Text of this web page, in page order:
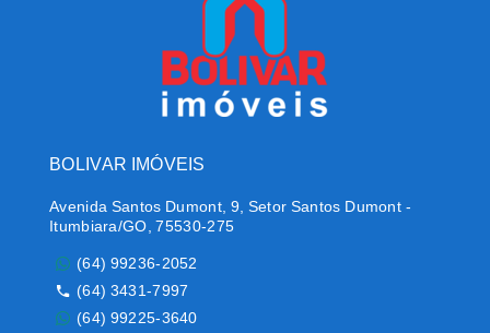
BOLIVAR IMÓVEIS
Avenida Santos Dumont, 9, Setor Santos Dumont -
Itumbiara/GO, 75530-275
(64) 99236-2052
(64) 3431-7997
(64) 99225-3640